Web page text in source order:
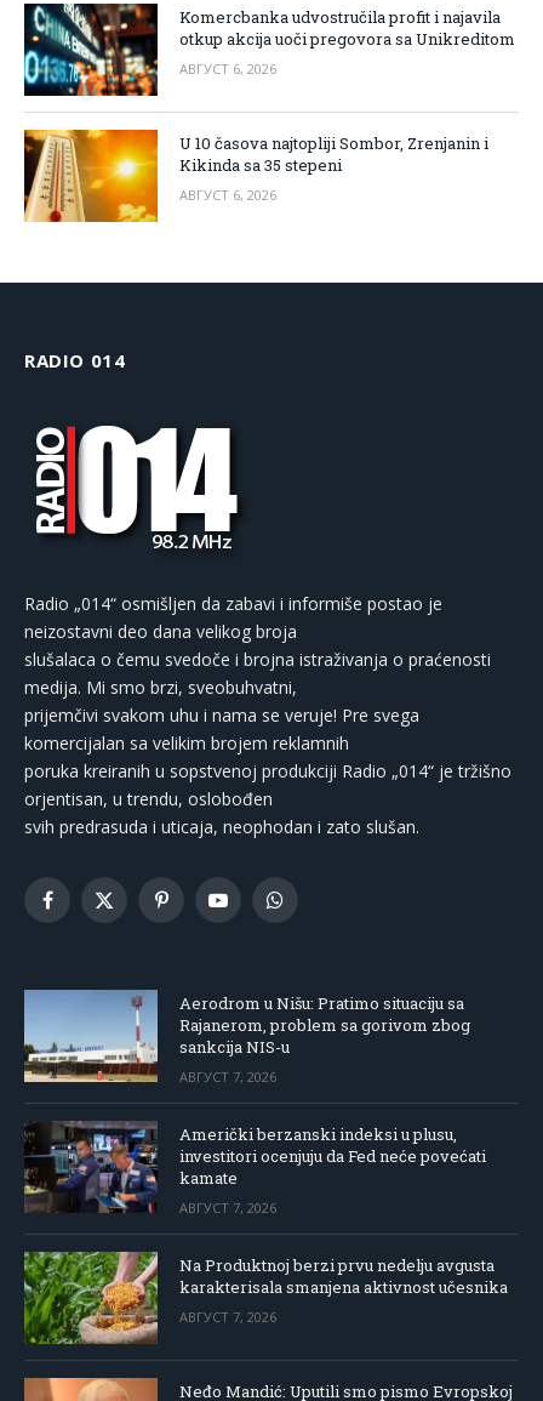
Komercbanka udvostručila profit i najavila
otkup akcija uoči pregovora sa Unikreditom
АВГУСТ 6, 2026
U 10 časova najtopliji Sombor, Zrenjanin i
Kikinda sa 35 stepeni
АВГУСТ 6, 2026
RADIO 014
Radio „014“ osmišljen da zabavi i informiše postao je
neizostavni deo dana velikog broja
slušalaca o čemu svedoče i brojna istraživanja o praćenosti
medija. Mi smo brzi, sveobuhvatni,
prijemčivi svakom uhu i nama se veruje! Pre svega
komercijalan sa velikim brojem reklamnih
poruka kreiranih u sopstvenoj produkciji Radio „014“ je tržišno
orjentisan, u trendu, oslobođen
svih predrasuda i uticaja, neophodan i zato slušan.
Facebook
X
PinterestYouTubeWhatsApp
Aerodrom u Nišu: Pratimo situaciju sa
Rajanerom, problem sa gorivom zbog
sankcija NIS-u
АВГУСТ 7, 2026
Američki berzanski indeksi u plusu,
investitori ocenjuju da Fed neće povećati
kamate
АВГУСТ 7, 2026
Na Produktnoj berzi prvu nedelju avgusta
karakterisala smanjena aktivnost učesnika
АВГУСТ 7, 2026
Neđo Mandić: Uputili smo pismo Evropskoj